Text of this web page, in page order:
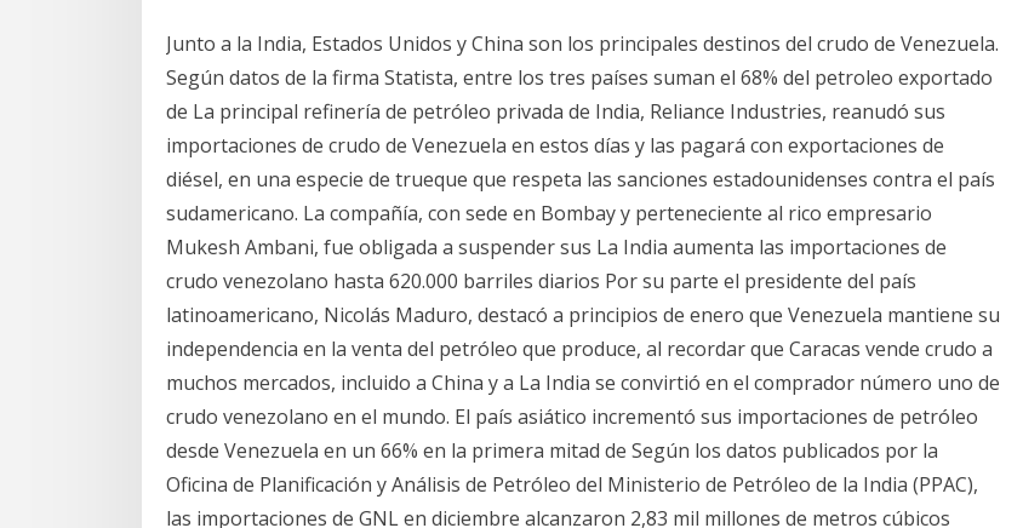
Junto a la India, Estados Unidos y China son los principales destinos del crudo de Venezuela.
Según datos de la firma Statista, entre los tres países suman el 68% del petroleo exportado
de La principal refinería de petróleo privada de India, Reliance Industries, reanudó sus
importaciones de crudo de Venezuela en estos días y las pagará con exportaciones de
diésel, en una especie de trueque que respeta las sanciones estadounidenses contra el país
sudamericano. La compañía, con sede en Bombay y perteneciente al rico empresario
Mukesh Ambani, fue obligada a suspender sus La India aumenta las importaciones de
crudo venezolano hasta 620.000 barriles diarios Por su parte el presidente del país
latinoamericano, Nicolás Maduro, destacó a principios de enero que Venezuela mantiene su
independencia en la venta del petróleo que produce, al recordar que Caracas vende crudo a
muchos mercados, incluido a China y a La India se convirtió en el comprador número uno de
crudo venezolano en el mundo. El país asiático incrementó sus importaciones de petróleo
desde Venezuela en un 66% en la primera mitad de Según los datos publicados por la
Oficina de Planificación y Análisis de Petróleo del Ministerio de Petróleo de la India (PPAC),
las importaciones de GNL en diciembre alcanzaron 2,83 mil millones de metros cúbicos